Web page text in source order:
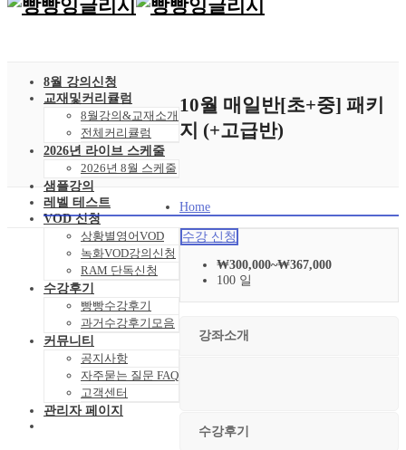
8월 강의신청
교재및커리큘럼
8월강의&교재소개
전체커리큘럼
2026년 라이브 스케줄
2026년 8월 스케줄
샘플강의
레벨 테스트
VOD 신청
상황별영어VOD
녹화VOD강의신청
RAM 단독신청
수강후기
빵빵수강후기
과거수강후기모음
커뮤니티
공지사항
자주묻는 질문 FAQ
고객센터
관리자 페이지
10월 매일반[초+중] 패키
지 (+고급반)
Home
강좌소개
수강후기
수강 신청
₩300,000~₩367,000
100 일